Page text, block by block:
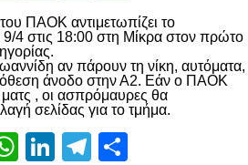
ΠΑΟΚ αντιμετωπίζει το
4 στις 18:00 στη Μίκρα στον πρώτο
αν πάρουν τη νίκη, αυτόματα,
άνοδο στην Α2. Εάν ο ΠΑΟΚ
ματς , οι ασπρόμαυρες θα
σελίδας για το τμήμα.
WhatsApp
LinkedIn
Telegram